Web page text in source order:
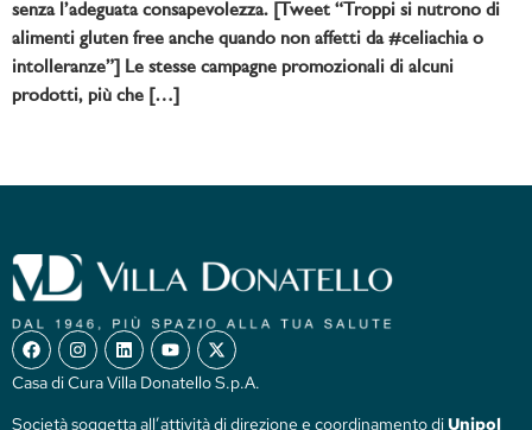
senza l’adeguata consapevolezza. [Tweet “Troppi si nutrono di
alimenti gluten free anche quando non affetti da #celiachia o
intolleranze”] Le stesse campagne promozionali di alcuni
prodotti, più che […]
Casa di Cura Villa Donatello S.p.A.
Società soggetta all’attività di direzione e coordinamento diUnipol